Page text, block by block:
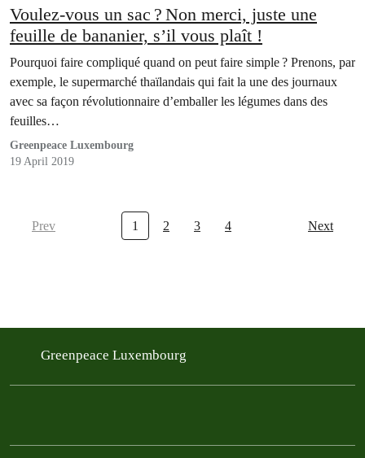
Voulez-vous un sac ? Non merci, juste une
feuille de bananier, s’il vous plaît !
Pourquoi faire compliqué quand on peut faire simple ? Prenons, par
exemple, le supermarché thaïlandais qui fait la une des journaux
avec sa façon révolutionnaire d’emballer les légumes dans des
feuilles…
Greenpeace Luxembourg
19 April 2019
Prev 1 2 3 4 Next
Greenpeace Luxembourg